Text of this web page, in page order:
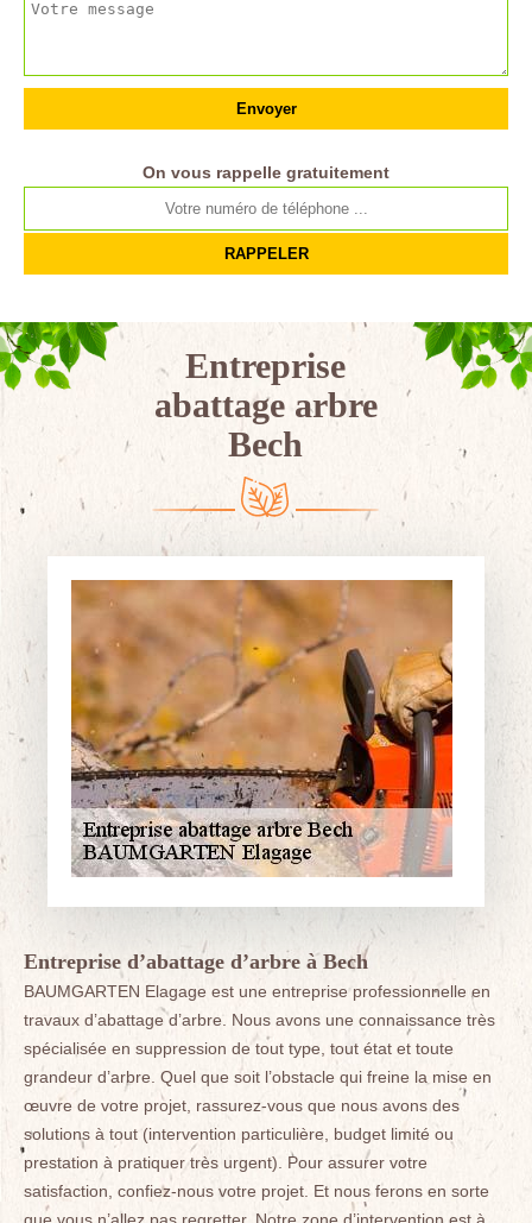
On vous rappelle gratuitement
Entreprise
abattage arbre
Bech
Entreprise d’abattage d’arbre à Bech
BAUMGARTEN Elagage est une entreprise professionnelle en
travaux d’abattage d’arbre. Nous avons une connaissance très
spécialisée en suppression de tout type, tout état et toute
grandeur d’arbre. Quel que soit l’obstacle qui freine la mise en
œuvre de votre projet, rassurez-vous que nous avons des
solutions à tout (intervention particulière, budget limité ou
prestation à pratiquer très urgent). Pour assurer votre
satisfaction, confiez-nous votre projet. Et nous ferons en sorte